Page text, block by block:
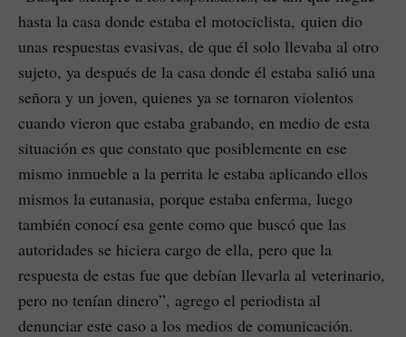
hasta la casa donde estaba el motociclista, quien dio
unas respuestas evasivas, de que él solo llevaba al otro
sujeto, ya después de la casa donde él estaba salió una
señora y un joven, quienes ya se tornaron violentos
cuando vieron que estaba grabando, en medio de esta
situación es que constato que posiblemente en ese
mismo inmueble a la perrita le estaba aplicando ellos
mismos la eutanasia, porque estaba enferma, luego
también conocí esa gente como que buscó que las
autoridades se hiciera cargo de ella, pero que la
respuesta de estas fue que debían llevarla al veterinario,
pero no tenían dinero”, agrego el periodista al
denunciar este caso a los medios de comunicación.